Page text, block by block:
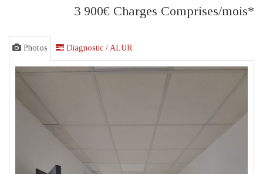
3 900€ Charges Comprises/mois*
Photos Diagnostic / ALUR